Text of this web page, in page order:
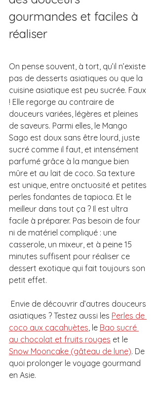
gourmandes et faciles à
réaliser
On pense souvent, à tort, qu’il n’existe
pas de desserts asiatiques ou que la
cuisine asiatique est peu sucrée. Faux
! Elle regorge au contraire de
douceurs variées, légères et pleines
de saveurs. Parmi elles, le Mango
Sago est doux sans être lourd, juste
sucré comme il faut, et intensément
parfumé grâce à la mangue bien
mûre et au lait de coco. Sa texture
est unique, entre onctuosité et petites
perles fondantes de tapioca. Et le
meilleur dans tout ça ? Il est ultra
facile à préparer. Pas besoin de four
ni de matériel compliqué : une
casserole, un mixeur, et à peine 15
minutes suffisent pour réaliser ce
dessert exotique qui fait toujours son
petit effet.
Envie de découvrir d’autres douceurs
asiatiques ? Testez aussi les Perles de
coco aux cacahuètes , le Bao sucré
au chocolat et fruits rouges et le
Snow Mooncake (gâteau de lune). De
quoi prolonger le voyage gourmand
en Asie.